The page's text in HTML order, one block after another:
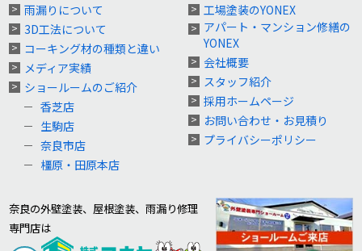
雨漏りについて
3D工法について
コーキング材の種類と違い
メディア実績
ショールームのご紹介
香芝店
生駒店
奈良市店
橿原・田原本店
工場塗装のYONEX
アパート・マンション修繕の
YONEX
会社概要
スタッフ紹介
採用ホームページ
お問い合わせ・お見積り
プライバシーポリシー
奈良の外壁塗装、屋根塗装、雨漏り修理
専門店は